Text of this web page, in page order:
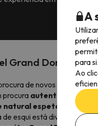
7
Grand Domaine
de novos destinos,
procura autenticidade
natural espetacular
de esqui está dividida em
A
para si.
Ao